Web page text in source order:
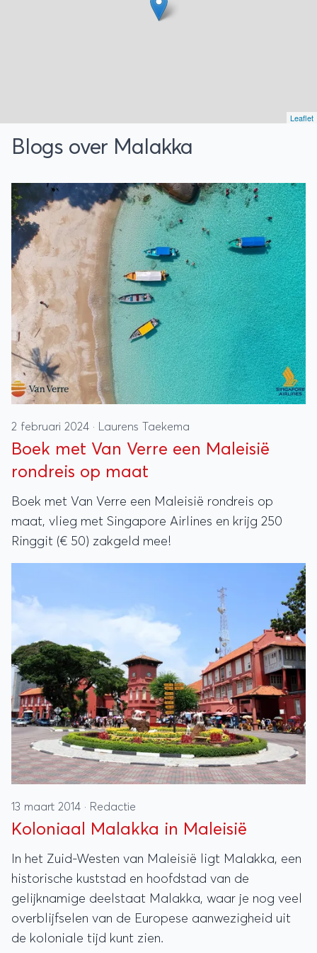
Leaflet
Blogs over Malakka
2 februari 2024 · Laurens Taekema
Boek met Van Verre een Maleisië
rondreis op maat
Boek met Van Verre een Maleisië rondreis op
maat, vlieg met Singapore Airlines en krijg 250
Ringgit (€ 50) zakgeld mee!
13 maart 2014 · Redactie
Koloniaal Malakka in Maleisië
In het Zuid-Westen van Maleisië ligt Malakka, een
historische kuststad en hoofdstad van de
gelijknamige deelstaat Malakka, waar je nog veel
overblijfselen van de Europese aanwezigheid uit
de koloniale tijd kunt zien.